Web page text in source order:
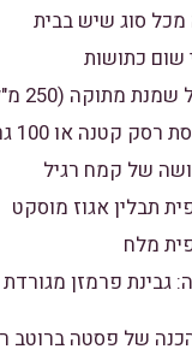
סוג שיש בבית
של קמח רגיל
תבלין אגוז מוסקט
מלח
גבינת פרמזן
של פסטה ברוטב